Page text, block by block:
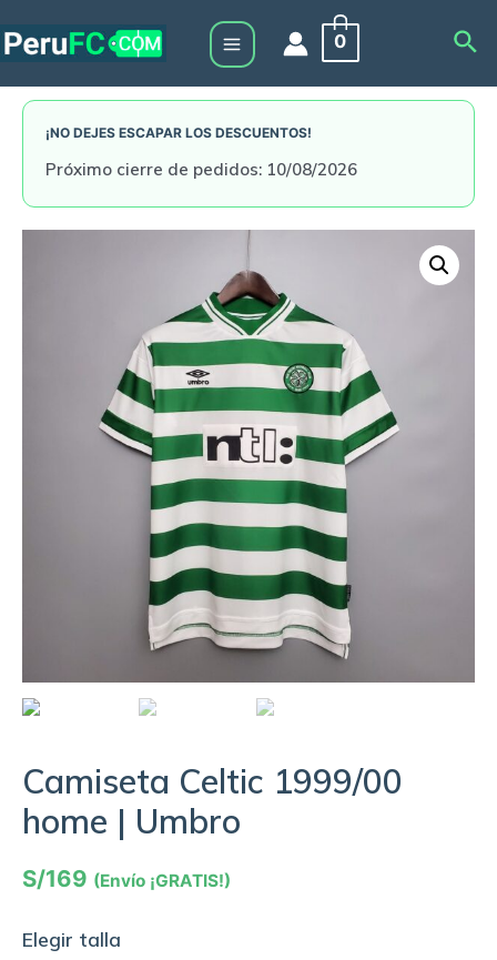
to
Main
Menu
0
¡NO DEJES ESCAPAR LOS DESCUENTOS!
Próximo cierre de pedidos: 10/08/2026
Camiseta Celtic 1999/00
home | Umbro
S/169 (Envío ¡GRATIS!)
Elegir talla